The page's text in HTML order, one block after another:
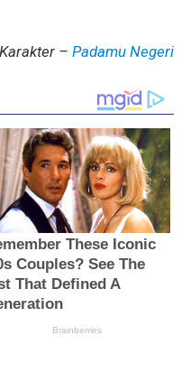
–Padamu Negeri